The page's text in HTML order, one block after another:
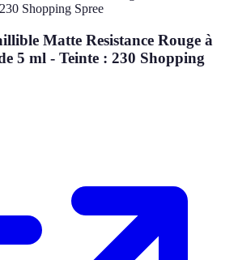
Matte Resistance Rouge à
5 ml - Teinte : 230 Shopping